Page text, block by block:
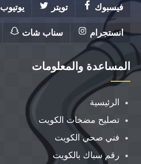
فيسبوك
تويتر يوتيوب
انستجرام سناب شات
المساعدة والمعلومات
الرئيسية
تصليح مضخات الكويت
فني صحي الكويت
رقم سباك بالكويت